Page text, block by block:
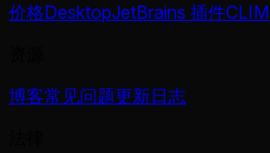
价格DesktopJetBrains 插件CLI
博客常见问题更新日志